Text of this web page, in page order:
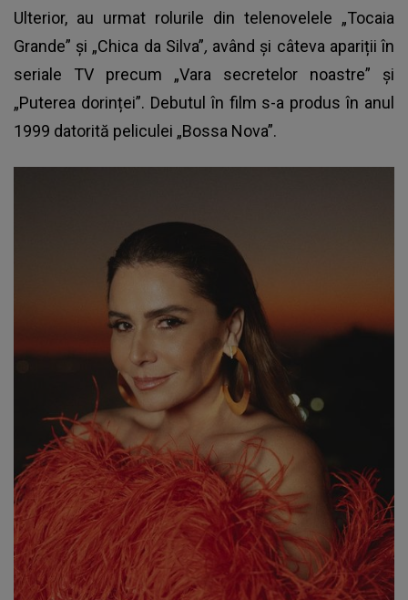
Ulterior, au urmat rolurile din telenovelele „Tocaia
Grande” și „Chica da Silva”, având și câteva apariții în
seriale TV precum „Vara secretelor noastre” și
„Puterea dorinței”. Debutul în film s-a produs în anul
1999 datorită peliculei „Bossa Nova”.